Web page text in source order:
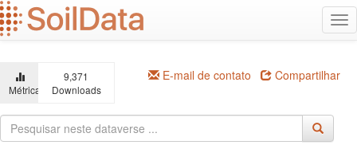
Ir
para
o
principal
Métricas
9,371
Downloads
E-mail de contato Compartilhar